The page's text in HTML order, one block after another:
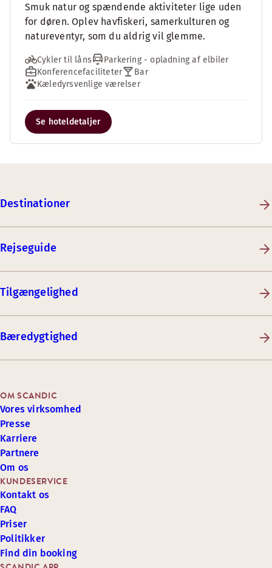
Smuk natur og spændende aktiviteter lige uden
for døren. Oplev havfiskeri, samerkulturen og
natureventyr, som du aldrig vil glemme.
Cykler til låns
Parkering - opladning af elbiler
Konferencefaciliteter
Bar
Kæledyrsvenlige værelser
Se hoteldetaljer
Destinationer
Rejseguide
Tilgængelighed
Bæredygtighed
KUNDESERVICE
Kontakt os
FAQ
Priser
Politikker
Find din booking
OM SCANDIC
Vores virksomhed
Presse
Karriere
Partnere
Om os